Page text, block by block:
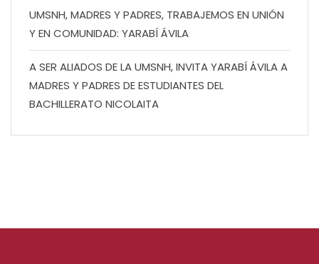
UMSNH, MADRES Y PADRES, TRABAJEMOS EN UNIÓN
Y EN COMUNIDAD: YARABÍ ÁVILA
A SER ALIADOS DE LA UMSNH, INVITA YARABÍ ÁVILA A
MADRES Y PADRES DE ESTUDIANTES DEL
BACHILLERATO NICOLAITA